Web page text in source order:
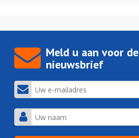
Meld u aan voor de
nieuwsbrief